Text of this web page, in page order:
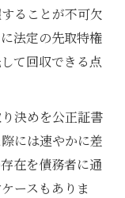
ることが不可欠
法定の先取特権
て回収できる点
決めを公正証書
には速やかに差
在を債務者に通
ースもありま